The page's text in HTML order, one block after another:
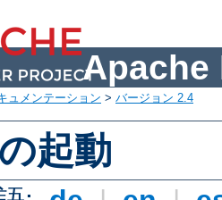
Apache
ュメンテーション > バージョン 2.4
起動